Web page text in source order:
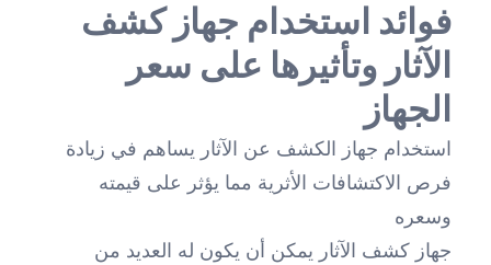
فوائد استخدام جهاز كشف
الآثار وتأثيرها على سعر
الجهاز
استخدام جهاز الكشف عن الآثار يساهم في زيادة
فرص الاكتشافات الأثرية مما يؤثر على قيمته
وسعره
جهاز كشف الآثار يمكن أن يكون له العديد من